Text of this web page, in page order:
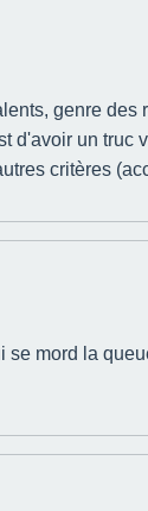
genre
d'avoir un
critères
mord la